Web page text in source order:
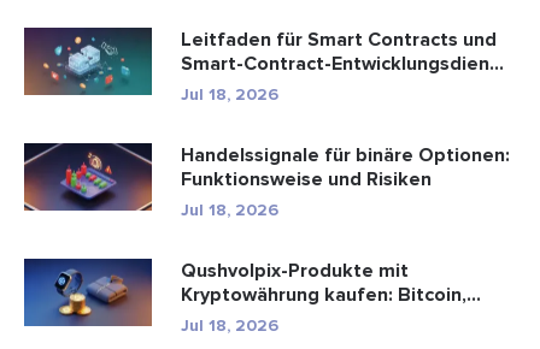
Leitfaden für Smart Contracts und
Smart-Contract-Entwicklungsdien...
Jul 18, 2026
Handelssignale für binäre Optionen:
Funktionsweise und Risiken
Jul 18, 2026
Qushvolpix-Produkte mit
Kryptowährung kaufen: Bitcoin,
Zahlungen ...
Jul 18, 2026